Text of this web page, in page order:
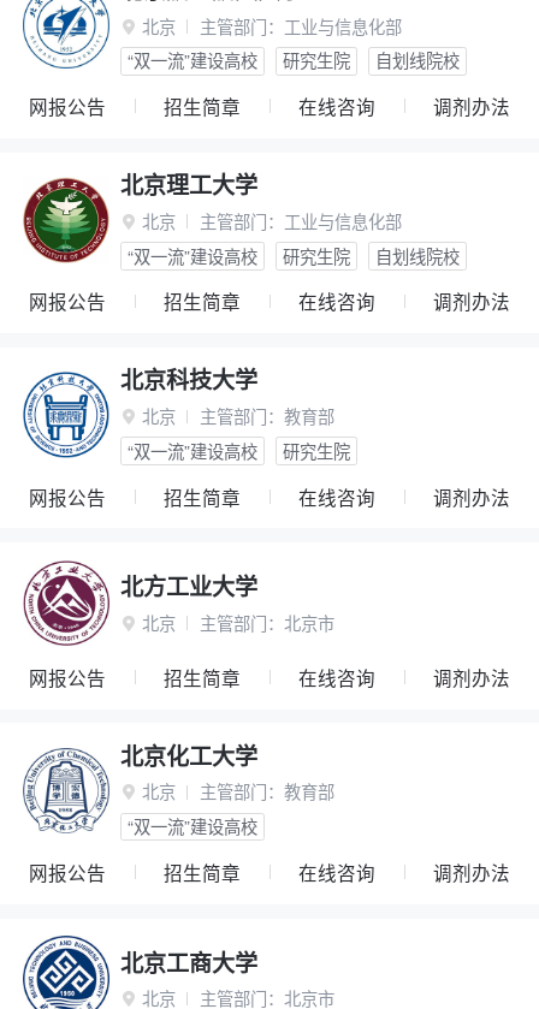
 北京 主管部门： 工业与信息化部
“双一流”建设高校
研究生院 自划线院校
网报公告 招生简章 在线咨询 调剂办法
北京理工大学
 北京 主管部门： 工业与信息化部
“双一流”建设高校
研究生院 自划线院校
网报公告 招生简章 在线咨询 调剂办法
北京科技大学
 北京 主管部门： 教育部
“双一流”建设高校
研究生院
网报公告 招生简章 在线咨询 调剂办法
北方工业大学
 北京 主管部门： 北京市
网报公告 招生简章 在线咨询 调剂办法
北京化工大学
 北京 主管部门： 教育部
“双一流”建设高校
网报公告 招生简章 在线咨询 调剂办法
北京工商大学
 北京 主管部门： 北京市